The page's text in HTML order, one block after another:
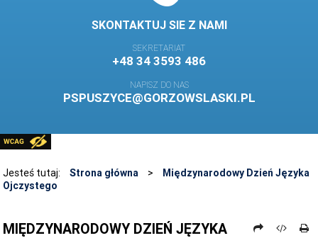
SKONTAKTUJ SIE Z NAMI
SEKRETARIAT
+48 34 3593 486
NAPISZ DO NAS
PSPUSZYCE@GORZOWSLASKI.PL
STANDARDY OCHRONY MAŁOLETNICH
PRZECIWDZIAŁANIE PRZEMOCY RÓWIEŚNICZEJ
ŚWIETLICA
LABORATORIUM PRZYSZŁOŚCI
Jesteś tutaj: Strona główna >
Międzynarodowy Dzień Języka
Ojczystego
MIĘDZYNARODOWY DZIEŃ JĘZYKA